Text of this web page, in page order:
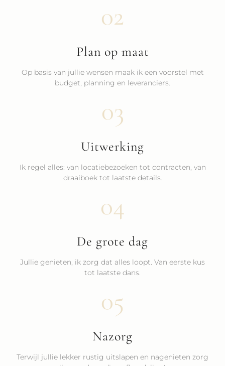
02
Plan op maat
Op basis van jullie wensen maak ik een voorstel met
budget, planning en leveranciers.
03
Uitwerking
Ik regel alles: van locatiebezoeken tot contracten, van
draaiboek tot laatste details.
04
De grote dag
Jullie genieten, ik zorg dat alles loopt. Van eerste kus
tot laatste dans.
05
Nazorg
Terwijl jullie lekker rustig uitslapen en nagenieten zorg